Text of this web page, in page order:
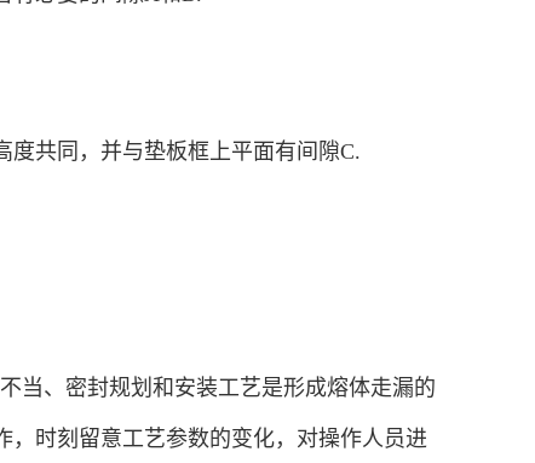
度共同，并与垫板框上平面有间隙C.
、密封规划和安装工艺是形成熔体走漏的
时刻留意工艺参数的变化，对操作人员进